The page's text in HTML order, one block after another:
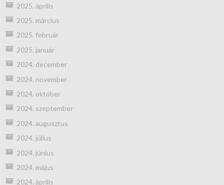
2025. április
2025. március
2025. február
2025. január
2024. december
2024. november
2024. október
2024. szeptember
2024. augusztus
2024. július
2024. június
2024. május
2024. április